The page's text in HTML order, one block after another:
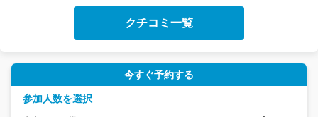
とご一緒に、また石垣の海を満喫してくださいね。再びお会
いできる日を楽しみにお待ちしております！
クチコミ一覧
今すぐ予約する
参加人数を選択